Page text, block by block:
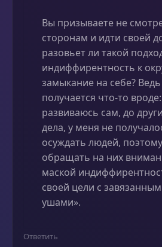
Вы призываете не
сторонам и идти своей
разовьет ли такой
индиффирентность к
замыкание на себе?
получается что-то
развиваюсь сам, до
дела, у меня не
осуждать людей,
обращать на них
маской
своей цели с
ушами».
Ответить